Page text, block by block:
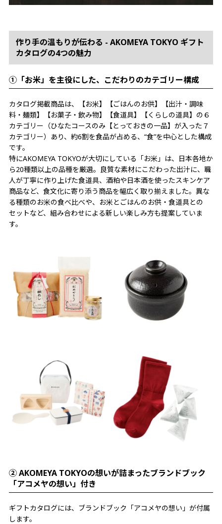
作り手の温もりが伝わる - AKOMEYA TOKYO ギフト
カタログの4つの魅力
①「お米」を主役にした、こだわりのカテゴリー構成
カタログ掲載商品は、【お米】【ごはんのお供】【出汁・調味
料・麺類】【お菓子・飲み物】【食道具】【くらしの道具】の６
カテゴリー（ひなたコースのみ【とっておきの一品】が入った７
カテゴリー）あり、約6割を食品が占める、“食”を中心とした構成
です。
特にAKOMEYA TOKYOが大切にしている「お米」は、日本各地か
ら20種類以上の品種を厳選。良質な素材にこだわった出汁に、職
人が丁寧に作り上げた食道具、酒粕や日本酒を使ったスキンケア
商品など、食文化に寄り添う商品を幅広く取り揃えました。異な
る種類のお米の食べ比べや、お米とごはんのお供・食道具との
セットなど、組み合わせによる新しい楽しみ方も提案していま
す。
② AKOMEYA TOKYOの想いが詰まったブランドブック
「アコメヤの想い」付き
ギフトカタログには、ブランドブック「アコメヤの想い」が付属
します。